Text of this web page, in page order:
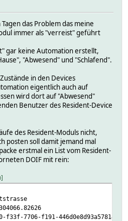
das Problem das meine
immer als "verreist" geführt
gar keine Automation erstellt,
"Abwesend" und "Schlafend".
in den Devices
eigentlich auch auf
wird dort auf "Abwesend"
Benutzer des Resident-Device
des Resident-Moduls nicht,
posten soll damit jemand mal
erstmal ein List vom Resident-
DOIF mit rein:
7706-f191-446d0e8d93a57814